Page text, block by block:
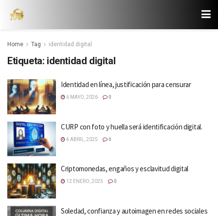
Home Tag identidad digital
Etiqueta: identidad digital
Identidad en línea, justificación para censurar
6 MAYO, 2026 0
CURP con foto y huella será identificación digital.
4 ABRIL, 2025 0
Criptomonedas, engaños y esclavitud digital
12 ENERO, 2025 0
Soledad, confianza y autoimagen en redes sociales